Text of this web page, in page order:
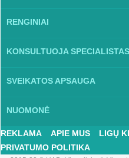
RENGINIAI
KONSULTUOJA SPECIALISTAS
SVEIKATOS APSAUGA
NUOMONĖ
REKLAMA APIE MUS LIGŲ
PRIVATUMO POLITIKA